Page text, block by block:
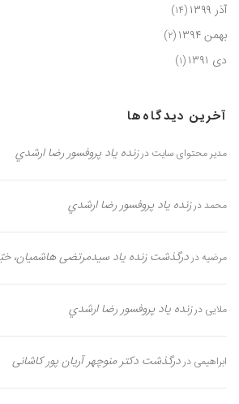
آذر ۱۳۹۹ (۱۴)
بهمن ۱۳۹۴ (۲)
دی ۱۳۹۱ (۱)
آخرین دیدگاه‌ها
مدیر محتوای سایت درزنده یاد پروفسور رضا ارشدي
محمد درزنده یاد پروفسور رضا ارشدي
مرضیه دردرگذشت زنده یاد سیدمرتضی هاشمیان،
ملایی درزنده یاد پروفسور رضا ارشدي
ابراهیمی دردرگذشت دکتر منوچهر آریان پور کاشانی